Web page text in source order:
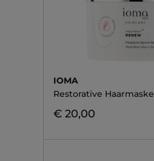
IOMA
Restorative Haarmaske
€ 20,00